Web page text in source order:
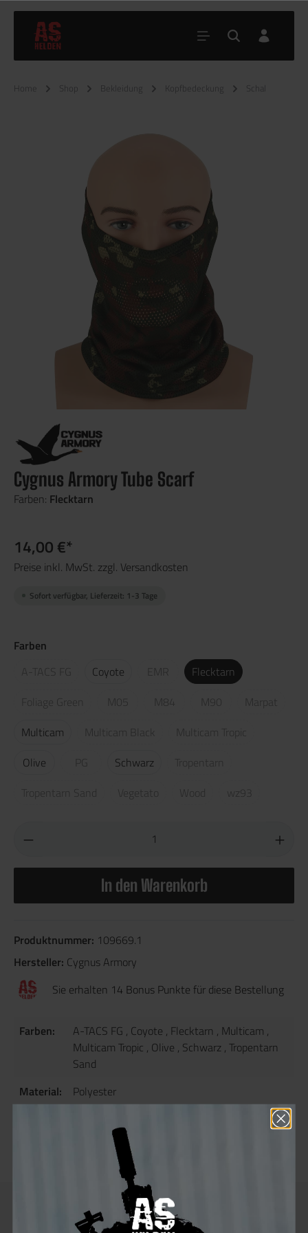
Home Shop Bekleidung Kopfbedeckung Schal
Cygnus Armory Tube Scarf
Farben: Flecktarn
14,00 €*
Preise inkl. MwSt. zzgl. Versandkosten
Sofort verfügbar, Lieferzeit: 1-3 Tage
Farben
A-TACS FG
Coyote EMR
Flecktarn
Foliage Green
M05 M84 M90
Marpat
Multicam
Multicam Black
Multicam Tropic
Olive
PG Schwarz
wz93
In den Warenkorb
Produktnummer: 109669.1
Hersteller: Cygnus Armory
Sie erhalten 14 Bonus Punkte für diese Bestellung
Farben: A-TACS FG , Coyote , Flecktarn , Multicam ,
Multicam Tropic , Olive , Schwarz , Tropentarn
Sand
Material:
Polyester